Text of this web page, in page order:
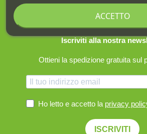
Iscriviti alla nostra
Ottieni la spedizione gratuita sul
Ho letto e accetto la privacy
ISCRIVITI
ACCETTO